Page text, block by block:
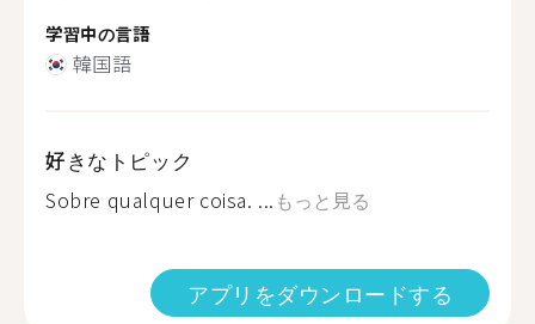
学習中の言語
韓国語
好きなトピック
Sobre qualquer coisa. ... もっと見る
アプリをダウンロードする